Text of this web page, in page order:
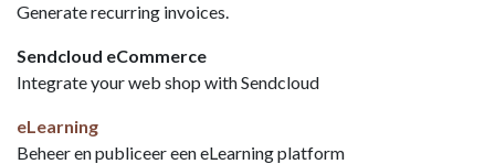
Generate recurring invoices.
Sendcloud eCommerce
Integrate your web shop with Sendcloud
eLearning
Beheer en publiceer een eLearning platform